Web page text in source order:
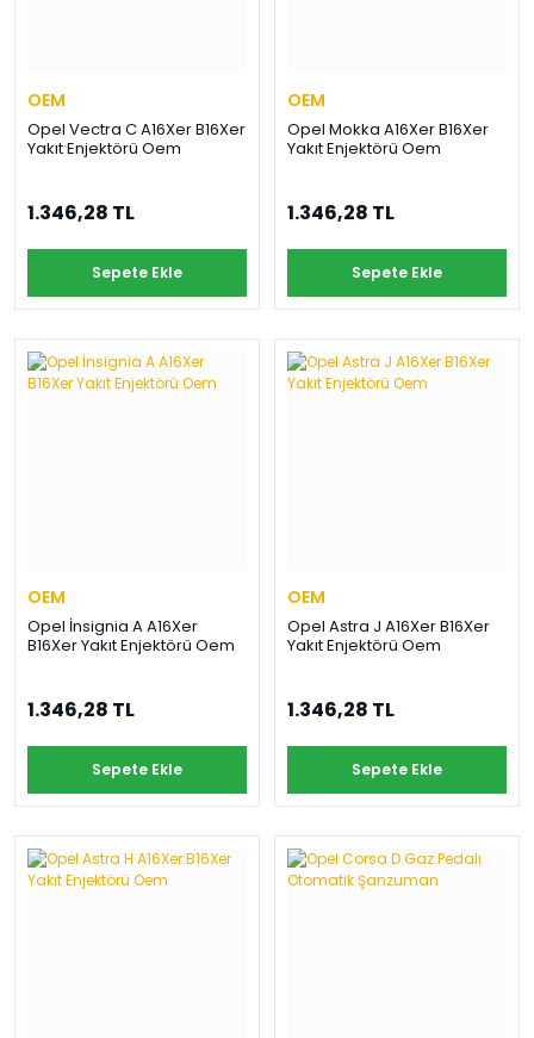
OEM
Opel Vectra C A16Xer B16Xer
Yakıt Enjektörü Oem
1.346,28 TL
Sepete Ekle
OEM
Opel Mokka A16Xer B16Xer
Yakıt Enjektörü Oem
1.346,28 TL
Sepete Ekle
OEM
Opel İnsignia A A16Xer
B16Xer Yakıt Enjektörü Oem
1.346,28 TL
Sepete Ekle
OEM
Opel Astra J A16Xer B16Xer
Yakıt Enjektörü Oem
1.346,28 TL
Sepete Ekle